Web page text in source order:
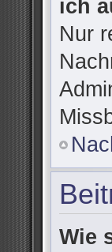
ich
Nur
Wie